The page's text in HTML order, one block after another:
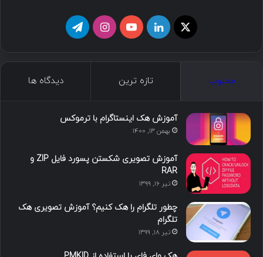
محبوب تازه ترین دیدگاه ها
آموزش هک اینستاگرام با ترموکس
بهمن ۱۳, ۱۴۰۰
آموزش تصویری شکستن پسورد فایل ZIP و
RAR
تیر ۱۶, ۱۳۹۹
چطور تلگرام را هک کنیم؟ آموزش تصویری هک
تلگرام
تیر ۱۸, ۱۳۹۹